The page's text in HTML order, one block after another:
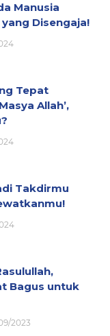
Manusia
Disengaja!
Tepat
Allah’,
Takdirmu
Bagus untuk
2023